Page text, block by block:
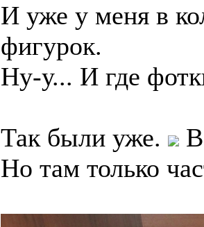
И уже у меня в
фигурок.
Ну-у... И где
Так были уже.
Но там только